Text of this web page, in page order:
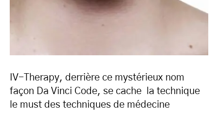
IV-Therapy, derrière ce mystérieux nom
façon Da Vinci Code, se cache la technique
le must des techniques de médecine